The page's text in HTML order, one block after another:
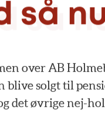
så
over AB
blivesolgttil
det øvrige nej-